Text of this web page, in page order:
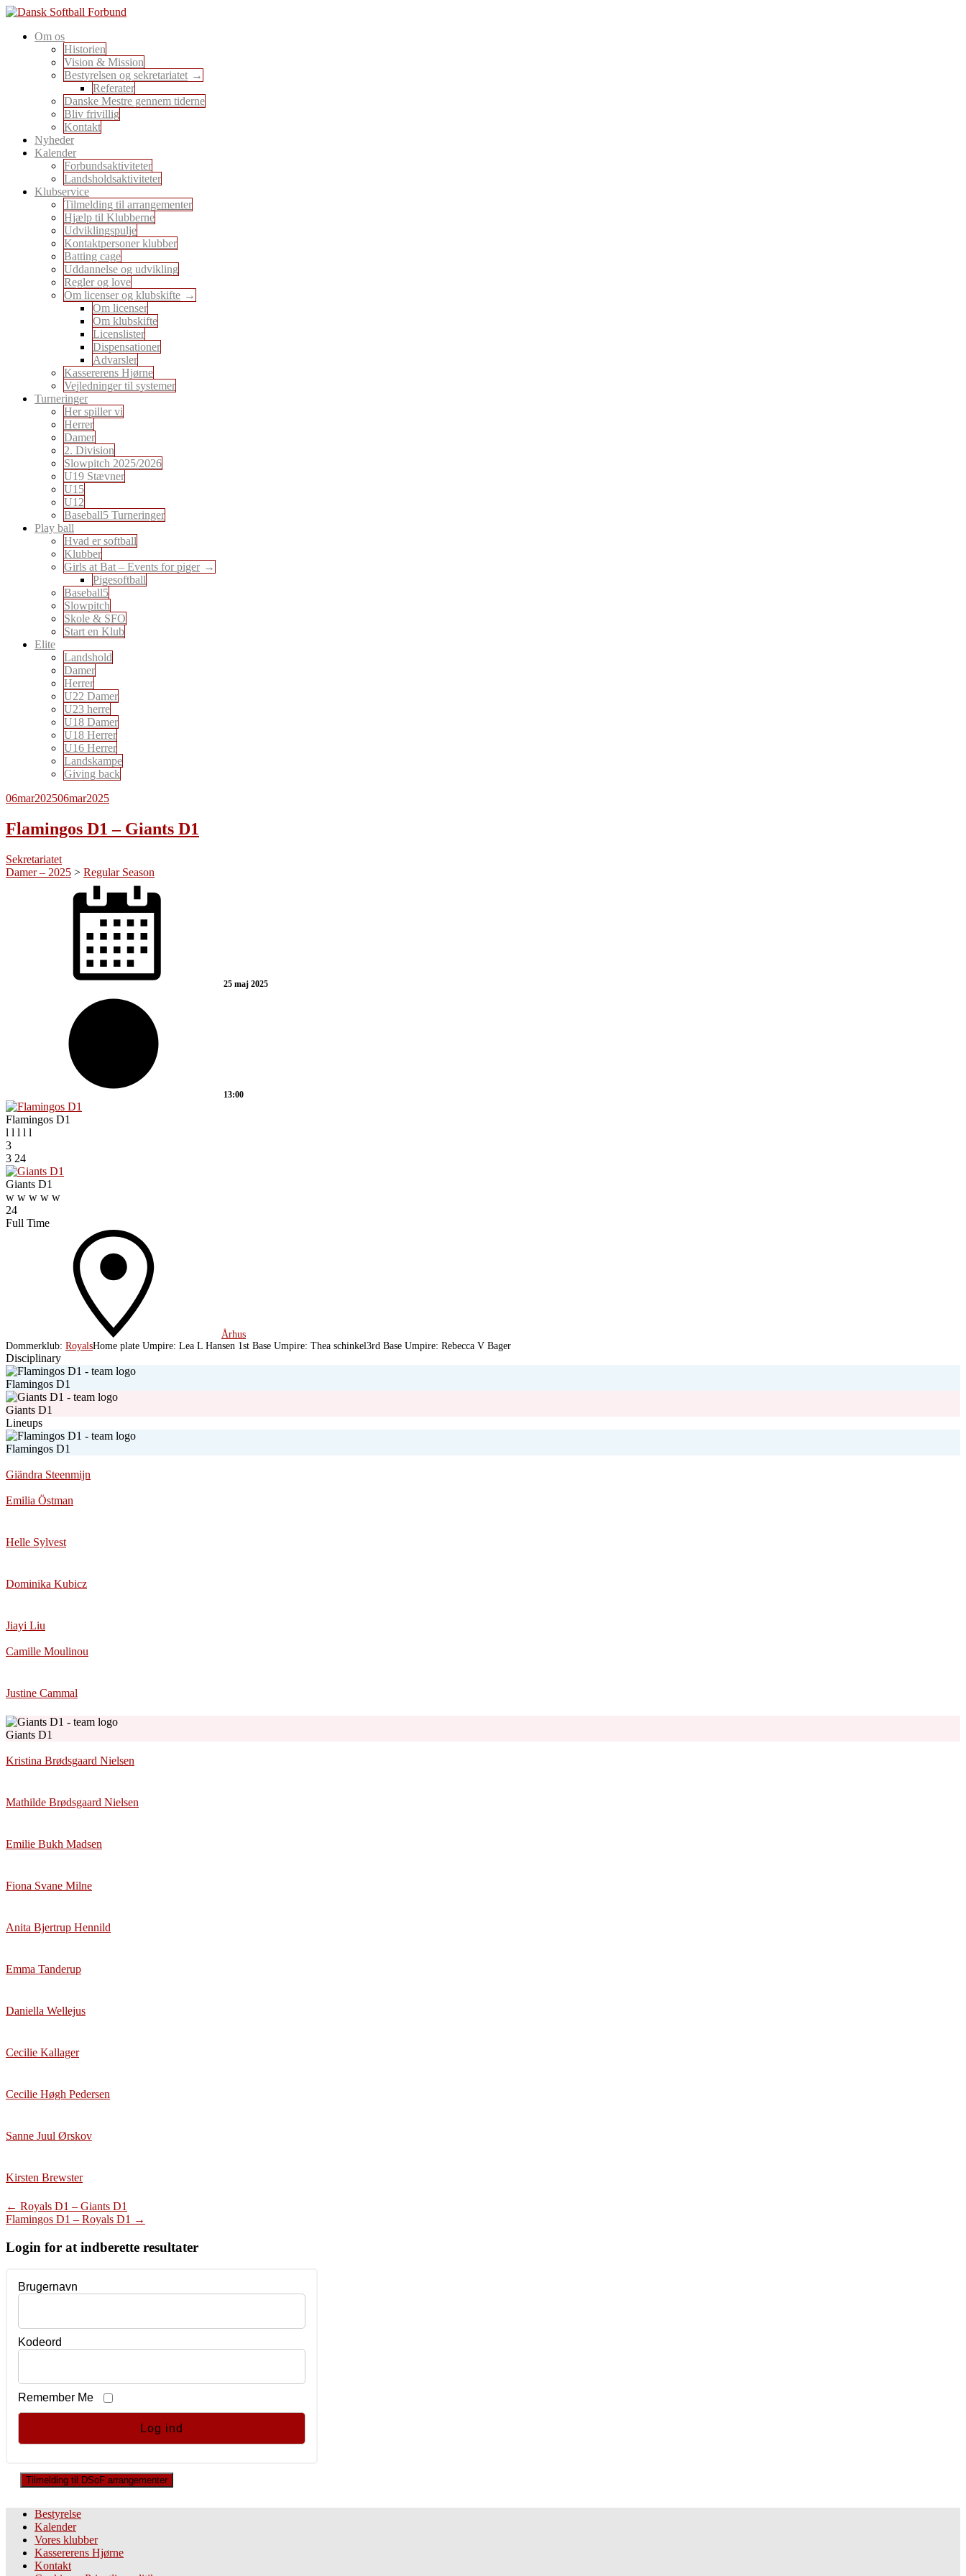
Skip
content
Dansk Softball Forbund
En sport for alle
Om os
Historien
Vision & Mission
Bestyrelsen og sekretariatet
Referater
Danske Mestre gennem tiderne
Bliv frivillig
Kontakt
Nyheder
Kalender
Forbundsaktiviteter
Landsholdsaktiviteter
Klubservice
Tilmelding til arrangementer
Hjælp til Klubberne
Udviklingspulje
Kontaktpersoner klubber
Batting cage
Uddannelse og udvikling
Regler og love
Om licenser og klubskifte
Om licenser
Om klubskifte
Licenslister
Dispensationer
Advarsler
Kassererens Hjørne
Vejledninger til systemer
Turneringer
Her spiller vi
Herrer
Damer
2. Division
Slowpitch 2025/2026
U19 Stævner
U15
U12
Baseball5 Turneringer
Play ball
Hvad er softball
Klubber
Girls at Bat – Events for piger
Pigesoftball
Baseball5
Slowpitch
Skole & SFO
Start en Klub
Elite
Landshold
Damer
Herrer
U22 Damer
U23 herre
U18 Damer
U18 Herrer
U16 Herrer
Landskampe
Giving back
06mar202506mar2025
Flamingos D1 – Giants D1
Sekretariatet
Damer – 2025 > Regular Season
25 maj 2025
13:00
Flamingos D1
l l l l l
3
3 24
Giants D1
w w w w w
24
Full Time
Århus
Dommerklub: RoyalsHome plate Umpire: Lea L Hansen 1st Base Umpire: Thea schinkel3rd Base Umpire: Rebecca V Bager
Disciplinary
Flamingos D1
Giants D1
Lineups
Flamingos D1
Giändra Steenmijn
Emilia Östman
Helle Sylvest
Dominika Kubicz
Jiayi Liu
Camille Moulinou
Justine Cammal
Giants D1
Kristina Brødsgaard Nielsen
Mathilde Brødsgaard Nielsen
Emilie Bukh Madsen
Fiona Svane Milne
Anita Bjertrup Hennild
Emma Tanderup
Daniella Wellejus
Cecilie Kallager
Cecilie Høgh Pedersen
Sanne Juul Ørskov
Kirsten Brewster
Post
navigation
← Royals D1 – Giants D1
Flamingos D1 – Royals D1 →
Login for at indberette resultater
Brugernavn
Kodeord
Remember Me
Tilmelding til DSoF arrangementer
Bestyrelse
Kalender
Vores klubber
Kassererens Hjørne
Kontakt